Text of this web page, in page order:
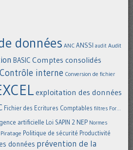
données ANC ANSSI audit Audit
BASIC Comptes consolidés
Contrôle interne Conversion de fichier
exploitation des données
Fichier des Ecritures Comptables filtres For...
artificielle Loi SAPIN 2 NEP Normes
Piratage Politique de sécurité Productivité
données prévention de la